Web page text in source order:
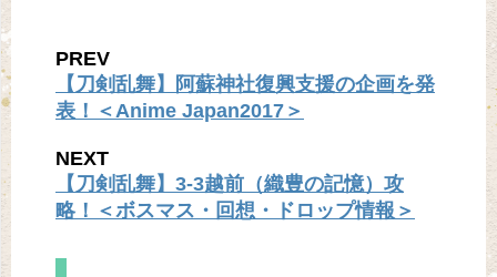
PREV
【刀剣乱舞】阿蘇神社復興支援の企画を発
表！＜Anime Japan2017＞
NEXT
【刀剣乱舞】3-3越前（織豊の記憶）攻
略！＜ボスマス・回想・ドロップ情報＞